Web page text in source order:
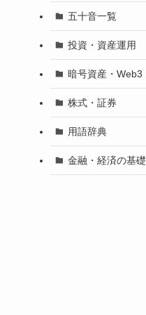
五十音一覧
投資・資産運用
暗号資産・Web3
株式・証券
用語辞典
金融・経済の基礎